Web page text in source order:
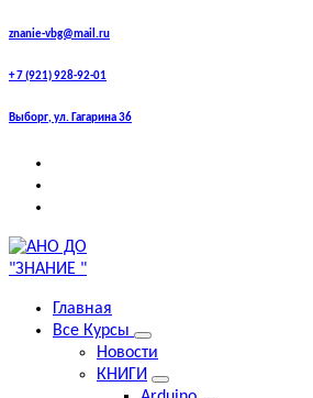
Перейти
содержимому
znanie-vbg@mail.ru
+ 7 (921) 928-92-01
Выборг, ул. Гагарина 36
выборг курсы,знание курсы
курсы, егэ, огэ , впр, английский, курсы
Главная
Все Курсы
Новости
КНИГИ